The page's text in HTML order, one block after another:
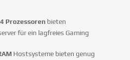
Prozessoren bieten
für ein lagfreies Gaming
Hostsysteme bieten genug